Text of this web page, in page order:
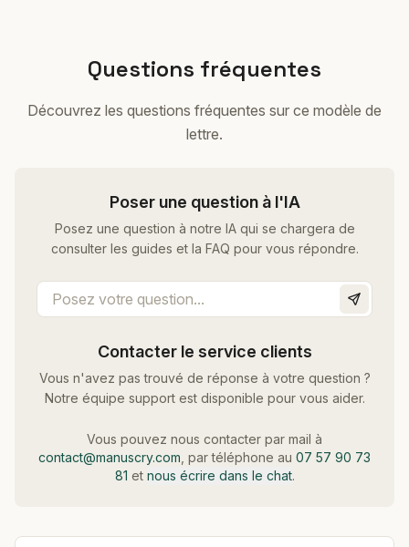
Questions fréquentes
Découvrez les questions fréquentes sur ce modèle de
lettre.
Poser une question à l'IA
Posez une question à notre IA qui se chargera de
consulter les guides et la FAQ pour vous répondre.
Contacter le service clients
Vous n'avez pas trouvé de réponse à votre question ?
Notre équipe support est disponible pour vous aider.
Vous pouvez nous contacter par mail à
contact@manuscry.com , par téléphone au 07 57 90 73
81 et nous écrire dans le chat.